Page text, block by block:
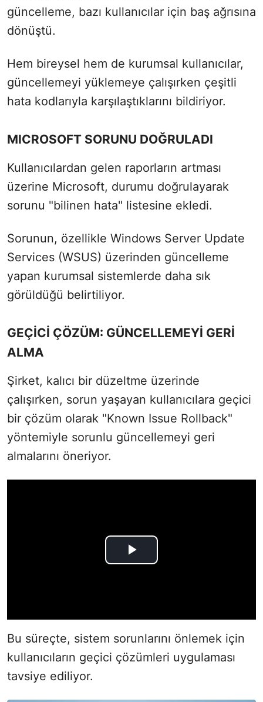
güncelleme, bazı kullanıcılar için baş ağrısına
dönüştü.
Hem bireysel hem de kurumsal kullanıcılar,
güncellemeyi yüklemeye çalışırken çeşitli
hata kodlarıyla karşılaştıklarını bildiriyor.
MICROSOFT SORUNU DOĞRULADI
Kullanıcılardan gelen raporların artması
üzerine Microsoft, durumu doğrulayarak
sorunu "bilinen hata" listesine ekledi.
Sorunun, özellikle Windows Server Update
Services (WSUS) üzerinden güncelleme
yapan kurumsal sistemlerde daha sık
görüldüğü belirtiliyor.
GEÇİCİ ÇÖZÜM: GÜNCELLEMEYİ GERİ
ALMA
Şirket, kalıcı bir düzeltme üzerinde
çalışırken, sorun yaşayan kullanıcılara geçici
bir çözüm olarak "Known Issue Rollback"
yöntemiyle sorunlu güncellemeyi geri
almalarını öneriyor.
Bu süreçte, sistem sorunlarını önlemek için
kullanıcıların geçici çözümleri uygulaması
tavsiye ediliyor.